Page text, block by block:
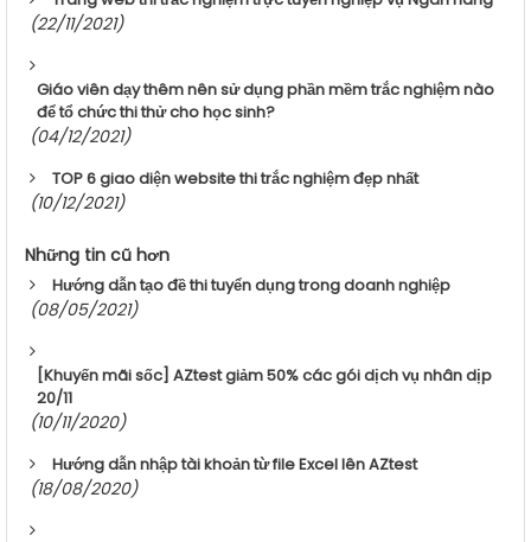
(22/11/2021)
Giáo viên dạy thêm nên sử dụng phần mềm trắc nghiệm nào
để tổ chức thi thử cho học sinh?
(04/12/2021)
TOP 6 giao diện website thi trắc nghiệm đẹp nhất
(10/12/2021)
Những tin cũ hơn
Hướng dẫn tạo đề thi tuyển dụng trong doanh nghiệp
(08/05/2021)
[Khuyến mãi sốc] AZtest giảm 50% các gói dịch vụ nhân dịp
20/11
(10/11/2020)
Hướng dẫn nhập tài khoản từ file Excel lên AZtest
(18/08/2020)